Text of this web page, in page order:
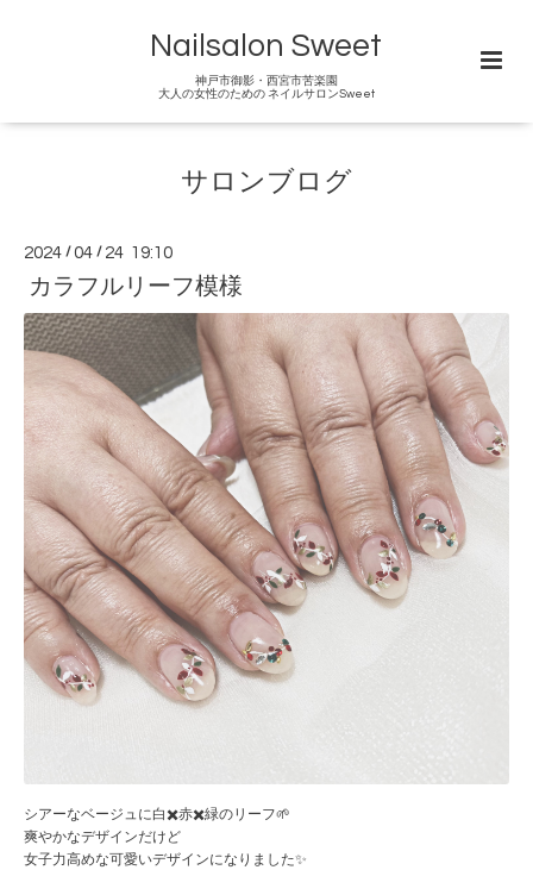
Nailsalon Sweet
神戸市御影・西宮市苦楽園
大人の女性のための ネイルサロンSweet
サロンブログ
2024 /04 / 24 19:10
カラフルリーフ模様
シアーなベージュに白✖️赤✖️緑のリーフ🌱
爽やかなデザインだけど
女子力高めな可愛いデザインになりました✨